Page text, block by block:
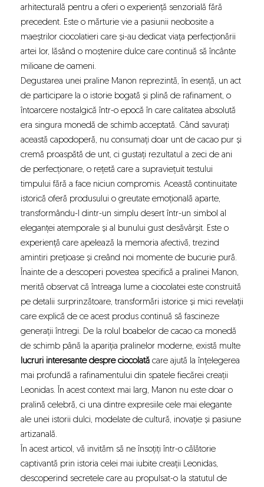
arhitecturală pentru a oferi o experiență senzorială fără
precedent. Este o mărturie vie a pasiunii neobosite a
maeștrilor ciocolatieri care și-au dedicat viața perfecționării
artei lor, lăsând o moștenire dulce care continuă să încânte
milioane de oameni.
Degustarea unei praline Manon reprezintă, în esență, un act
de participare la o istorie bogată și plină de rafinament, o
întoarcere nostalgică într-o epocă în care calitatea absolută
era singura monedă de schimb acceptată. Când savurați
această capodoperă, nu consumați doar unt de cacao pur și
cremă proaspătă de unt, ci gustați rezultatul a zeci de ani
de perfecționare, o rețetă care a supraviețuit testului
timpului fără a face niciun compromis. Această continuitate
istorică oferă produsului o greutate emoțională aparte,
transformându-l dintr-un simplu desert într-un simbol al
eleganței atemporale și al bunului gust desăvârșit. Este o
experiență care apelează la memoria afectivă, trezind
amintiri prețioase și creând noi momente de bucurie pură.
Înainte de a descoperi povestea specifică a pralinei Manon,
merită observat că întreaga lume a ciocolatei este construită
pe detalii surprinzătoare, transformări istorice și mici revelații
care explică de ce acest produs continuă să fascineze
generații întregi. De la rolul boabelor de cacao ca monedă
de schimb până la apariția pralinelor moderne, există multe
lucruri interesante despre ciocolată care ajută la înțelegerea
mai profundă a rafinamentului din spatele fiecărei creații
Leonidas. În acest context mai larg, Manon nu este doar o
pralină celebră, ci una dintre expresiile cele mai elegante
ale unei istorii dulci, modelate de cultură, inovație și pasiune
artizanală.
În acest articol, vă invităm să ne însoțiți într-o călătorie
captivantă prin istoria celei mai iubite creații Leonidas,
descoperind secretele care au propulsat-o la statutul de